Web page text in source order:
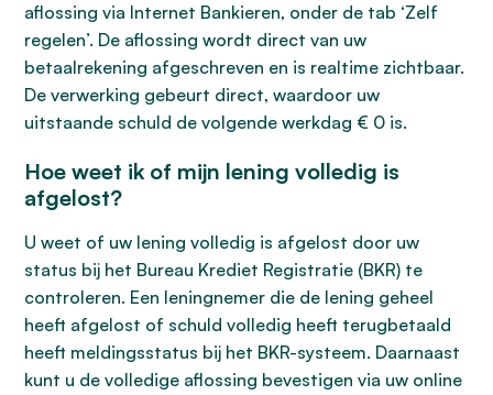
aflossing via Internet Bankieren, onder de tab ‘Zelf
regelen’. De aflossing wordt direct van uw
betaalrekening afgeschreven en is realtime zichtbaar.
De verwerking gebeurt direct, waardoor uw
uitstaande schuld de volgende werkdag € 0 is.
Hoe weet ik of mijn lening volledig is
afgelost?
U weet of uw lening volledig is afgelost door uw
status bij het Bureau Krediet Registratie (BKR) te
controleren. Een leningnemer die de lening geheel
heeft afgelost of schuld volledig heeft terugbetaald
heeft meldingsstatus bij het BKR-systeem. Daarnaast
kunt u de volledige aflossing bevestigen via uw online